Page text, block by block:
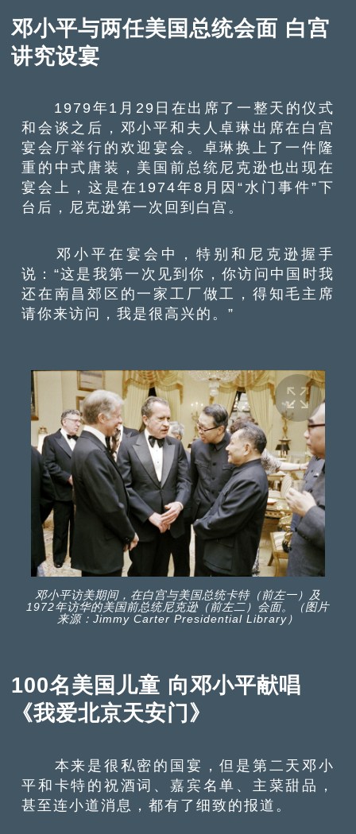
邓小平与两任美国总统会面 白宫
讲究设宴
1979年1月29日在出席了一整天的仪式
和会谈之后，邓小平和夫人卓琳出席在白宫
宴会厅举行的欢迎宴会。卓琳换上了一件隆
重的中式唐装，美国前总统尼克逊也出现在
宴会上，这是在1974年8月因“水门事件”下
台后，尼克逊第一次回到白宫。
邓小平在宴会中，特别和尼克逊握手
说：“这是我第一次见到你，你访问中国时我
还在南昌郊区的一家工厂做工，得知毛主席
请你来访问，我是很高兴的。”
邓小平访美期间，在白宫与美国总统卡特（前左一）及
1972年访华的美国前总统尼克逊（前左二）会面。（图片
来源：Jimmy Carter Presidential Library）
100名美国儿童 向邓小平献唱
《我爱北京天安门》
本来是很私密的国宴，但是第二天邓小
平和卡特的祝酒词、嘉宾名单、主菜甜品，
甚至连小道消息，都有了细致的报道。